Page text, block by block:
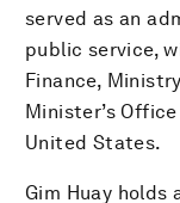
served as an
public service,
Finance,
Minister’s
United States.
Gim Huay holds